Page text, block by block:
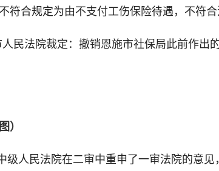
符合规定为由不支付工伤保险待遇，不符
民法院裁定：撤销恩施市社保局此前作
）
级人民法院在二审中重申了一审法院的意